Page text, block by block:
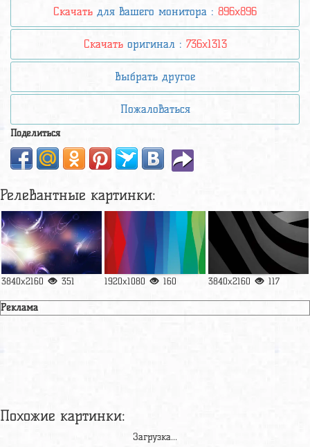
Скачать для вашего монитора : 896x896
Скачатьоригинал : 736x1313
Выбрать другое
Пожаловаться
Поделиться
Релевантные картинки:
3840x2160 351 1920x1080 160 3840x2160 117
Реклама
Похожие картинки: